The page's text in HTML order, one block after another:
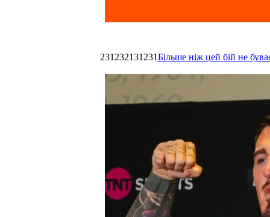
231232131231Більше ніж цей бій не